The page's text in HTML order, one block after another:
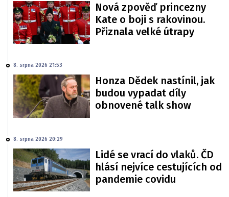
Nová zpověď princezny
Kate o boji s rakovinou.
Přiznala velké útrapy
8. srpna 2026 21:53
Honza Dědek nastínil, jak
budou vypadat díly
obnovené talk show
8. srpna 2026 20:29
Lidé se vrací do vlaků. ČD
hlásí nejvíce cestujících od
pandemie covidu